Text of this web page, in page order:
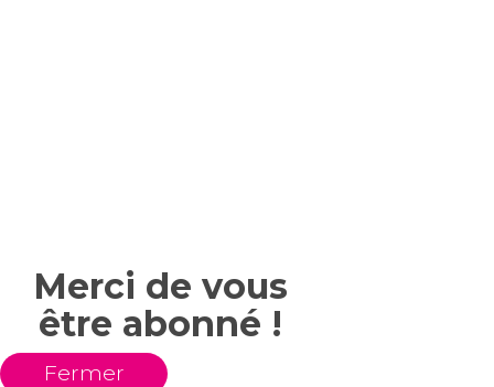
Merci de vous
être abonné !
Fermer